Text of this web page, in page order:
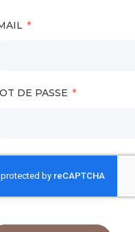
DE PASSE